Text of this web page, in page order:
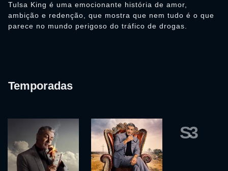
Tulsa King é uma emocionante história de amor,
ambição e redenção, que mostra que nem tudo é o que
parece no mundo perigoso do tráfico de drogas.
Temporadas
S3